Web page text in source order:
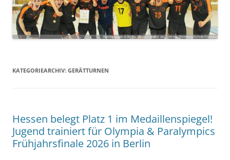
KATEGORIEARCHIV: GERÄTTURNEN
Hessen belegt Platz 1 im Medaillenspiegel!
Jugend trainiert für Olympia & Paralympics
Frühjahrsfinale 2026 in Berlin